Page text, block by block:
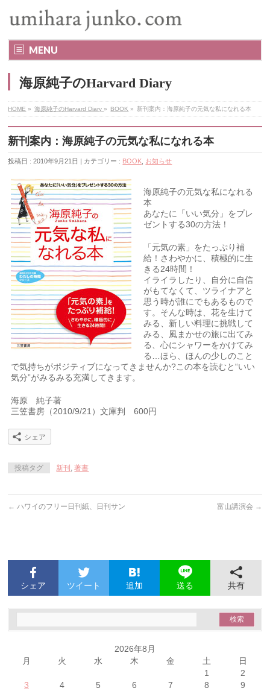
MENU
海原純子のHarvard Diary
HOME » 海原純子のHarvard Diary» BOOK » 新刊案内：海原純子の元気な私になれる本
新刊案内：海原純子の元気な私になれる本
投稿日 : 2010年9月21日 | カテゴリー : BOOK お知らせ
海原純子の元気な私になれる
本
あなたに「いい気分」をプレ
ゼントする30の方法！
「元気の素」をたっぷり補
給！さわやかに、積極的に生
きる24時間！
イライラしたり、自分に自信
がもてなくて、ツライナアと
思う時が誰にでもあるもので
す。そんな時は、花を生けて
みる、新しい料理に挑戦して
みる、風まかせの旅に出てみ
る、心にシャワーをかけてみ
る…ほら、ほんの少しのこと
で気持ちがポジティブになってきませんか?この本を読むと“いい
気分”がみるみる充満してきます。
海原 純子著
三笠書房（2010/9/21）文庫判 600円
シェア
投稿タグ 新刊 ,著書
← ハワイのフリー日刊紙、日刊サン 富山講演会 →
シェア ツイート 追加 送る 共有
2026年8月
月
火 水 木 金 土 日
1
2
3
4 5 6 7 8
9